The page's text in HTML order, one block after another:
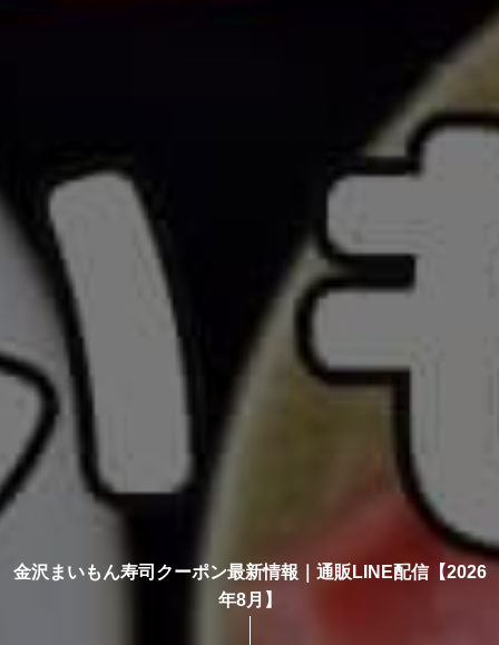
金沢まいもん寿司クーポン最新情報｜通販LINE配信【2026
年8月】